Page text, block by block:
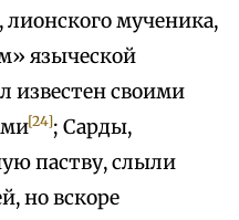
мученика,
языческой
известен своими
[24]; Сарды,
паству, слыли
но вскоре